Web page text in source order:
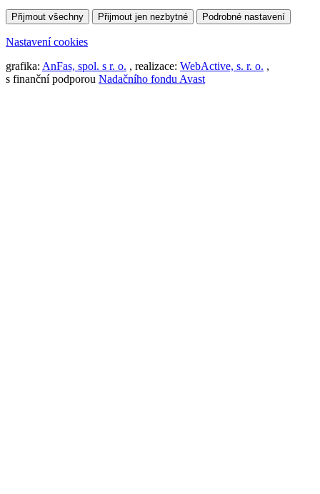
Přijmout všechny Přijmout jen nezbytné Podrobné nastavení
Nastavení cookies
grafika: AnFas, spol. s r. o. , realizace: WebActive, s. r. o. ,
s finanční podporou Nadačního fondu Avast